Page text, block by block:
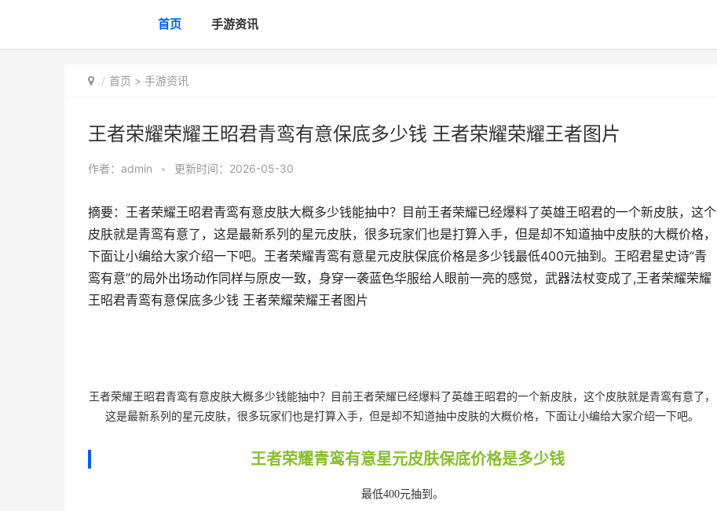
首页 手游资讯
首页 > 手游资讯
王者荣耀荣耀王昭君青鸾有意保底多少钱 王者荣耀荣耀王者图片
作者： admin • 更新时间：2026-05-30
摘要：王者荣耀王昭君青鸾有意皮肤大概多少钱能抽中？目前王者荣耀已经爆料了英雄王昭君的一个新皮肤，这个
皮肤就是青鸾有意了，这是最新系列的星元皮肤，很多玩家们也是打算入手，但是却不知道抽中皮肤的大概价格，
下面让小编给大家介绍一下吧。王者荣耀青鸾有意星元皮肤保底价格是多少钱最低400元抽到。王昭君星史诗“青
鸾有意”的局外出场动作同样与原皮一致，身穿一袭蓝色华服给人眼前一亮的感觉，武器法杖变成了,王者荣耀荣耀
王昭君青鸾有意保底多少钱 王者荣耀荣耀王者图片
王者荣耀王昭君青鸾有意皮肤大概多少钱能抽中？目前王者荣耀已经爆料了英雄王昭君的一个新皮肤，这个皮肤就是青鸾有意了，
这是最新系列的星元皮肤，很多玩家们也是打算入手，但是却不知道抽中皮肤的大概价格，下面让小编给大家介绍一下吧。
王者荣耀青鸾有意星元皮肤保底价格是多少钱
最低400元抽到。